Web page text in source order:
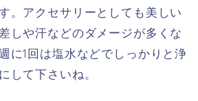
。アクセサリーとしても美しい
しや汗などのダメージが多くな
に1回は塩水などでしっかりと浄
して下さいね。